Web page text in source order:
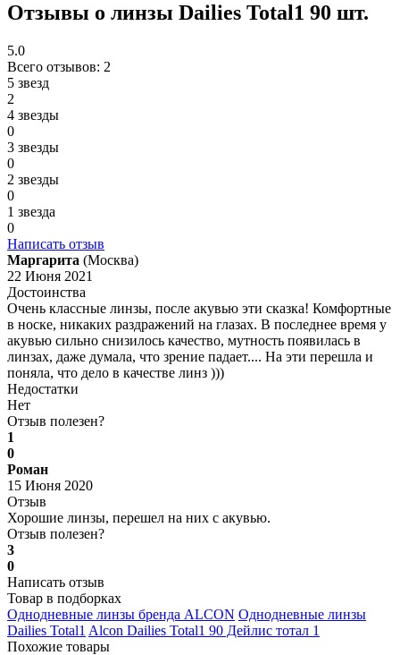
Отзывы о линзы Dailies Total1 90 шт.
5.0
Всего отзывов: 2
5 звезд
2
4 звезды
0
3 звезды
0
2 звезды
0
1 звезда
0
Написать отзыв
Маргарита (Москва)
22 Июня 2021
Достоинства
Очень классные линзы, после акувью эти сказка! Комфортные
в носке, никаких раздражений на глазах. В последнее время у
акувью сильно снизилось качество, мутность появилась в
линзах, даже думала, что зрение падает.... На эти перешла и
поняла, что дело в качестве линз )))
Недостатки
Нет
Отзыв полезен?
1
0
Роман
15 Июня 2020
Отзыв
Хорошие линзы, перешел на них с акувью.
Отзыв полезен?
3
0
Написать отзыв
Товар в подборках
Однодневные линзы бренда ALCON Однодневные линзы
Dailies Total1 Alcon Dailies Total1 90 Дейлис тотал 1
Похожие товары